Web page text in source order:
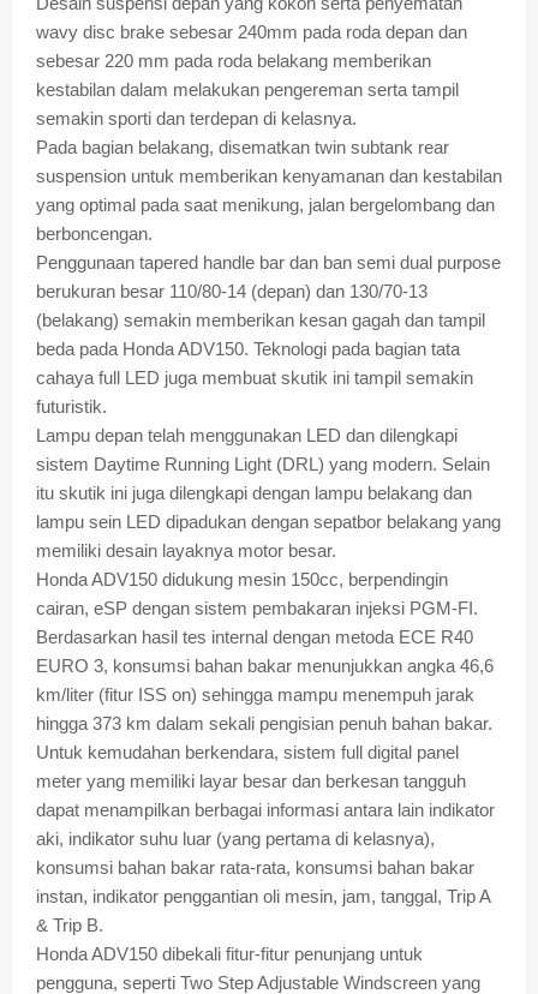
wavy disc brake sebesar 240mm pada roda depan dan
sebesar 220 mm pada roda belakang memberikan
kestabilan dalam melakukan pengereman serta tampil
semakin sporti dan terdepan di kelasnya.
Pada bagian belakang, disematkan twin subtank rear
suspension untuk memberikan kenyamanan dan kestabilan
yang optimal pada saat menikung, jalan bergelombang dan
berboncengan.
Penggunaan tapered handle bar dan ban semi dual purpose
berukuran besar 110/80-14 (depan) dan 130/70-13
(belakang) semakin memberikan kesan gagah dan tampil
beda pada Honda ADV150. Teknologi pada bagian tata
cahaya full LED juga membuat skutik ini tampil semakin
futuristik.
Lampu depan telah menggunakan LED dan dilengkapi
sistem Daytime Running Light (DRL) yang modern. Selain
itu skutik ini juga dilengkapi dengan lampu belakang dan
lampu sein LED dipadukan dengan sepatbor belakang yang
memiliki desain layaknya motor besar.
Honda ADV150 didukung mesin 150cc, berpendingin
cairan, eSP dengan sistem pembakaran injeksi PGM-FI.
Berdasarkan hasil tes internal dengan metoda ECE R40
EURO 3, konsumsi bahan bakar menunjukkan angka 46,6
km/liter (fitur ISS on) sehingga mampu menempuh jarak
hingga 373 km dalam sekali pengisian penuh bahan bakar.
Untuk kemudahan berkendara, sistem full digital panel
meter yang memiliki layar besar dan berkesan tangguh
dapat menampilkan berbagai informasi antara lain indikator
aki, indikator suhu luar (yang pertama di kelasnya),
konsumsi bahan bakar rata-rata, konsumsi bahan bakar
instan, indikator penggantian oli mesin, jam, tanggal, Trip A
& Trip B.
Honda ADV150 dibekali fitur-fitur penunjang untuk
pengguna, seperti Two Step Adjustable Windscreen yang